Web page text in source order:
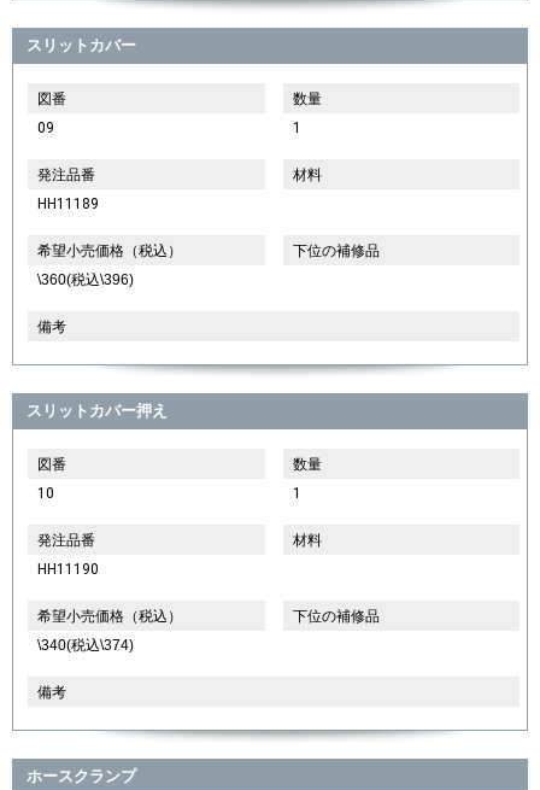
スリットカバー
図番
09
数量
1
発注品番
HH11189
材料
希望小売価格（税込）
\360(税込\396)
下位の補修品
備考
スリットカバー押え
図番
10
数量
1
発注品番
HH11190
材料
希望小売価格（税込）
\340(税込\374)
下位の補修品
備考
ホースクランプ